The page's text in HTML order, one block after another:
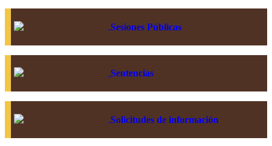
Sesiones Públicas
Sentencias
Solicitudes de información